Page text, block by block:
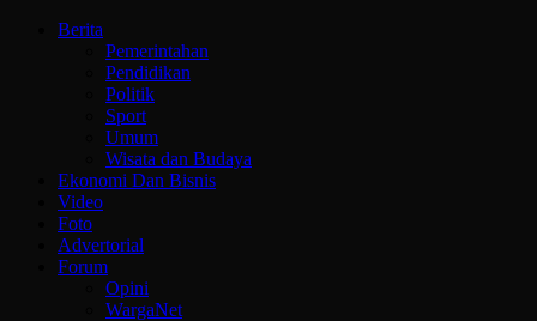
Berita
Pemerintahan
Pendidikan
Politik
Sport
Umum
Wisata dan Budaya
Ekonomi Dan Bisnis
Video
Foto
Advertorial
Forum
Opini
WargaNet